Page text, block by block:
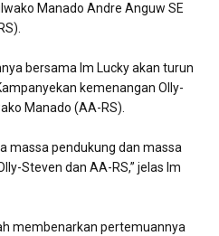
Manado Andre Anguw SE
bersama Im Lucky akan turun
kemenangan Olly-
Manado (AA-RS).
massa pendukung dan massa
Steven dan AA-RS,” jelas Im
membenarkan pertemuannya